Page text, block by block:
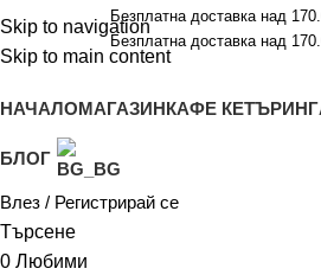
Skip to navigation
Skip to main content
Безплатна доставка над
Безплатна доставка над
НАЧАЛОМАГАЗИНКАФЕ КЕТЪРИНГ
БЛОГ
Влез / Регистрирай се
Търсене
0 Любими